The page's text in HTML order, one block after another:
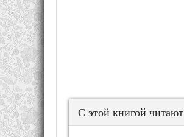
С этой книгой читают